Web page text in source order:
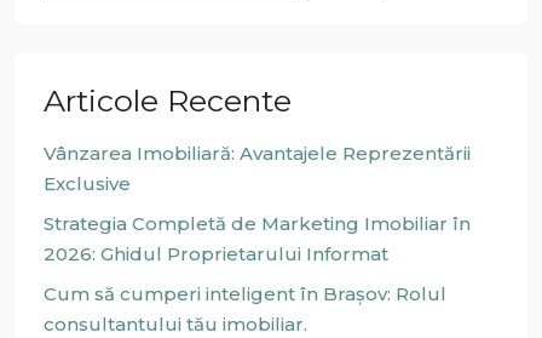
Articole Recente
Vânzarea Imobiliară: Avantajele Reprezentării
Exclusive
Strategia Completă de Marketing Imobiliar în
2026: Ghidul Proprietarului Informat
Cum să cumperi inteligent în Brașov: Rolul
consultantului tău imobiliar.